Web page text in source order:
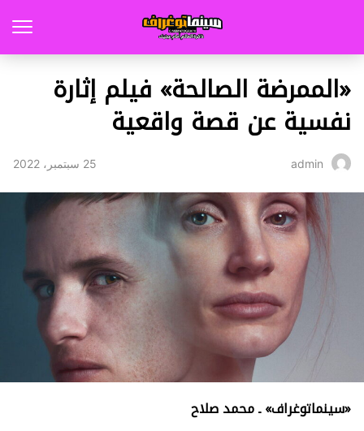
«الممرضة الصالحة» فيلم إثارة
نفسية عن قصة واقعية
admin 25 سبتمبر، 2022
«سينماتوغراف» ـ محمد صلاح